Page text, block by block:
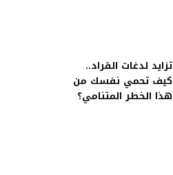
تزايد لدغات القراد..
كيف تحمي نفسك من
هذا الخطر المتنامي؟